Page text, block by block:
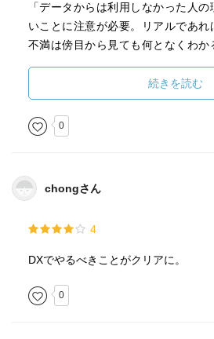
「データからは利用しなかった人
いことに注意が必要。リアルであれ
不満は傍目から見ても何となくわか
人のことはわからない。」
「デジタルを使った新しい取組を
様も、周囲も付いてきてくれるとは
るのに５年はかかると思っていた方
ーケティング活動のPDCAを回しつ
「仮説を持ってデータを見ない限り
対する『仮説』がないこと。最初の
い。」
続きを読む
0
chongさん
4
DXでやるべきことがクリアに。
0